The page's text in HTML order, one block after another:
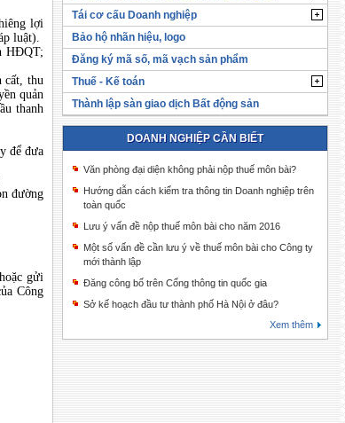
lợi
luật).
HĐQT;
cất, thu
quản
thanh
để đưa
đường
gửi
Công
Tái cơ cấu Doanh nghiệp
Bảo hộ nhãn hiệu, logo
Đăng ký mã số, mã vạch sản phẩm
Thuế - Kế toán
Thành lập sàn giao dịch Bất động sản
DOANH NGHIỆP CẦN BIẾT
Văn phòng đại diện không phải nộp thuế môn bài?
Hướng dẫn cách kiểm tra thông tin Doanh nghiệp trên
toàn quốc
Lưu ý vấn đề nộp thuế môn bài cho năm 2016
Một số vấn đề cần lưu ý về thuế môn bài cho Công ty
mới thành lập
Đăng công bố trên Cổng thông tin quốc gia
Sở kế hoạch đầu tư thành phố Hà Nội ở đâu?
Xem thêm